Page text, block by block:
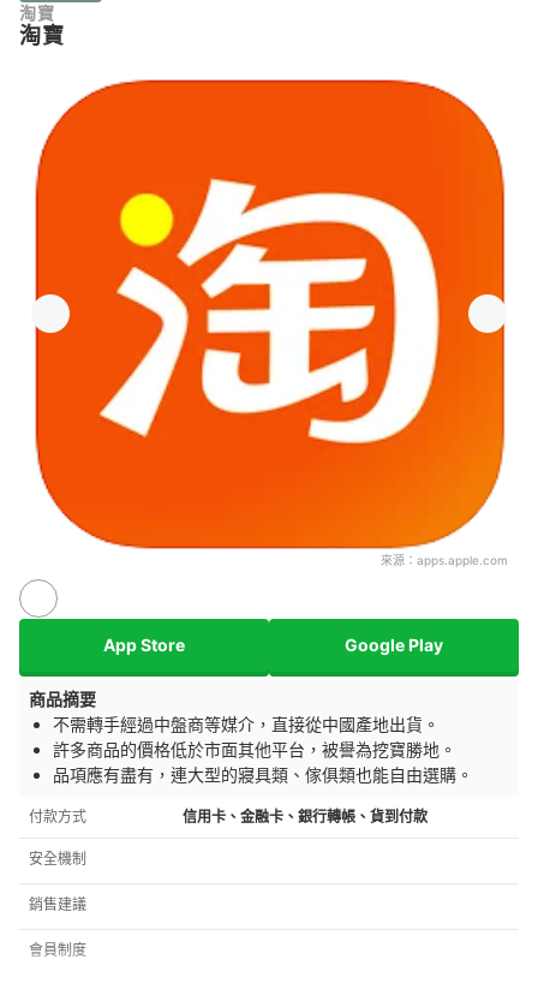
淘寶
淘寶
來源： apps.apple.com
App Store Google Play
商品摘要
不需轉手經過中盤商等媒介，直接從中國產地出貨。
許多商品的價格低於市面其他平台，被譽為挖寶勝地。
品項應有盡有，連大型的寢具類、傢俱類也能自由選購。
付款方式 信用卡、金融卡、銀行轉帳、貨到付款
安全機制
銷售建議
會員制度